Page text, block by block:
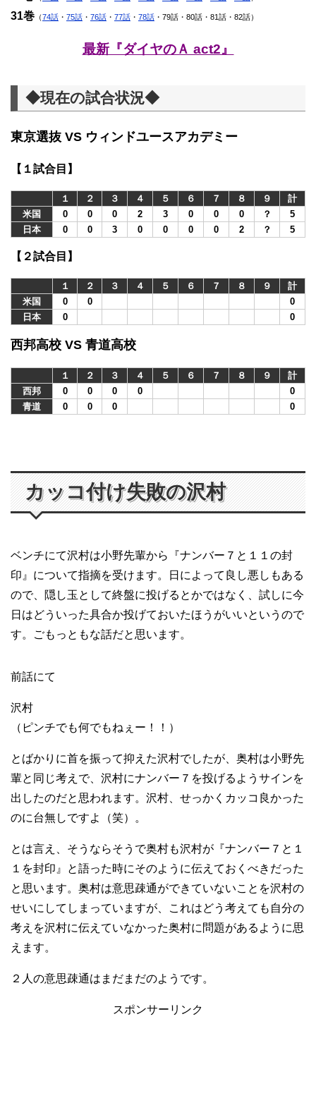
31巻 （74話 ・ 75話 ・ 76話 ・ 77話 ・ 78話 ・79話・80話・81話・82話）
最新『ダイヤのＡ act2』
◆現在の試合状況◆
東京選抜 VS ウィンドユースアカデミー
【１試合目】
１ ２ ３ ４ ５ ６ ７ ８ ９
計
米国
0 0 0 2 3 0 0 0 ？
5
日本
0 0 3 0 0 0 0 2 ？ 5
【２試合目】
１ ２ ３ ４ ５ ６ ７ ８ ９
計
米国
0 0
0
日本
0 0
西邦高校 VS 青道高校
１ ２ ３ ４ ５ ６ ７ ８ ９
計
西邦
0 0 0 0
0
青道
0 0 0 0
カッコ付け失敗の沢村
ベンチにて沢村は小野先輩から『ナンバー７と１１の封
印』について指摘を受けます。日によって良し悪しもある
ので、隠し玉として終盤に投げるとかではなく、試しに今
日はどういった具合か投げておいたほうがいいというので
す。ごもっともな話だと思います。
前話にて
沢村
（ピンチでも何でもねぇー！！）
とばかりに首を振って抑えた沢村でしたが、奥村は小野先
輩と同じ考えで、沢村にナンバー７を投げるようサインを
出したのだと思われます。沢村、せっかくカッコ良かった
のに台無しですよ（笑）。
とは言え、そうならそうで奥村も沢村が『ナンバー７と１
１を封印』と語った時にそのように伝えておくべきだった
と思います。奥村は意思疎通ができていないことを沢村の
せいにしてしまっていますが、これはどう考えても自分の
考えを沢村に伝えていなかった奥村に問題があるように思
えます。
２人の意思疎通はまだまだのようです。
スポンサーリンク